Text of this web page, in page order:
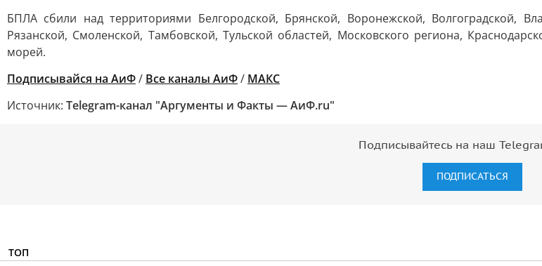
БПЛА сбили над территориями Белгородской, Брянской, Воронежской, Волгоградской,
Рязанской, Смоленской, Тамбовской, Тульской областей, Московского региона,
морей.
Подписывайся на АиФ/ Все каналы АиФ/ MAКС
Источник: Telegram-канал "Аргументы и Факты — АиФ.ru"
Подписывайтесь на наш
ПОДПИСАТЬСЯ
ТОП